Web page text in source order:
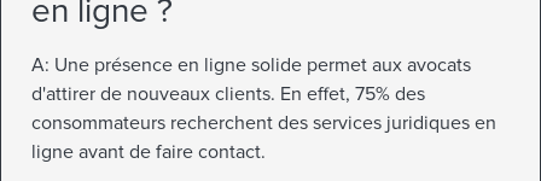
en ligne ?
A: Une présence en ligne solide permet aux avocats
d'attirer de nouveaux clients. En effet, 75% des
consommateurs recherchent des services juridiques en
ligne avant de faire contact.